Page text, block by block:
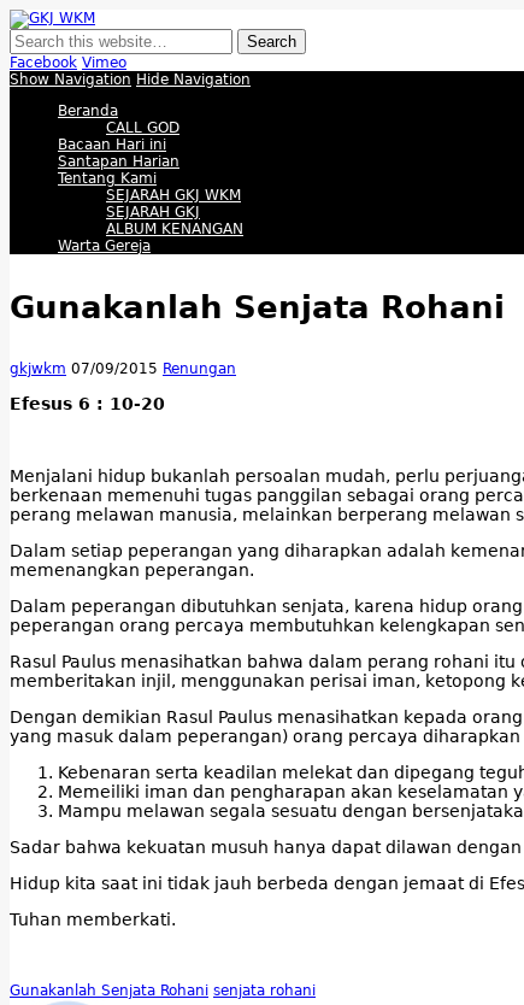
Membangun Gereja Kokoh melalui Pelayanan Holistik, Teknologi, dan
Facebook Vimeo
Show Navigation Hide Navigation
Beranda
CALL GOD
Bacaan Hari ini
Santapan Harian
Tentang Kami
SEJARAH GKJ WKM
SEJARAH GKJ
ALBUM KENANGAN
Warta Gereja
Gunakanlah Senjata Rohani
gkjwkm 07/09/2015 Renungan
Efesus 6 : 10-20
Menjalani hidup bukanlah persoalan mudah, perlu
berkenaan memenuhi tugas panggilan sebagai orang
perang melawan manusia, melainkan berperang melawan
Dalam setiap peperangan yang diharapkan adalah
memenangkan peperangan.
Dalam peperangan dibutuhkan senjata, karena hidup
peperangan orang percaya membutuhkan kelengkapan
Rasul Paulus menasihatkan bahwa dalam perang rohani
memberitakan injil, menggunakan perisai iman, ketopong
Dengan demikian Rasul Paulus menasihatkan kepada
yang masuk dalam peperangan) orang percaya diharapkan
Kebenaran serta keadilan melekat dan dipegang
Memeiliki iman dan pengharapan akan keselamatan
Mampu melawan segala sesuatu dengan
Sadar bahwa kekuatan musuh hanya dapat dilawan
Hidup kita saat ini tidak jauh berbeda dengan jemaat di
Tuhan memberkati.
Gunakanlah Senjata Rohani senjata rohani